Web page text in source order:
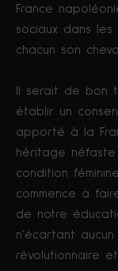
France
sociaux dans
chacun son
Il serait de bon
établir un
apporté à la
héritage
condition
commence à
de notre
n’écartant
révolutionnaire